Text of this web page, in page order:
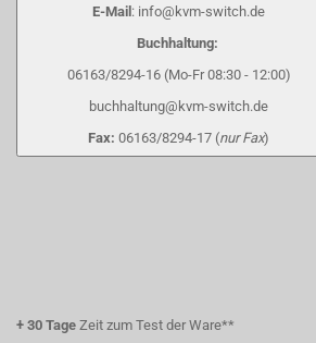
E-Mail : info@kvm-switch.de
Buchhaltung:
06163/8294-16 (Mo-Fr 08:30 - 12:00)
buchhaltung@kvm-switch.de
Fax: 06163/8294-17 (nur Fax)
+ 30 Tage Zeit zum Test der Ware**